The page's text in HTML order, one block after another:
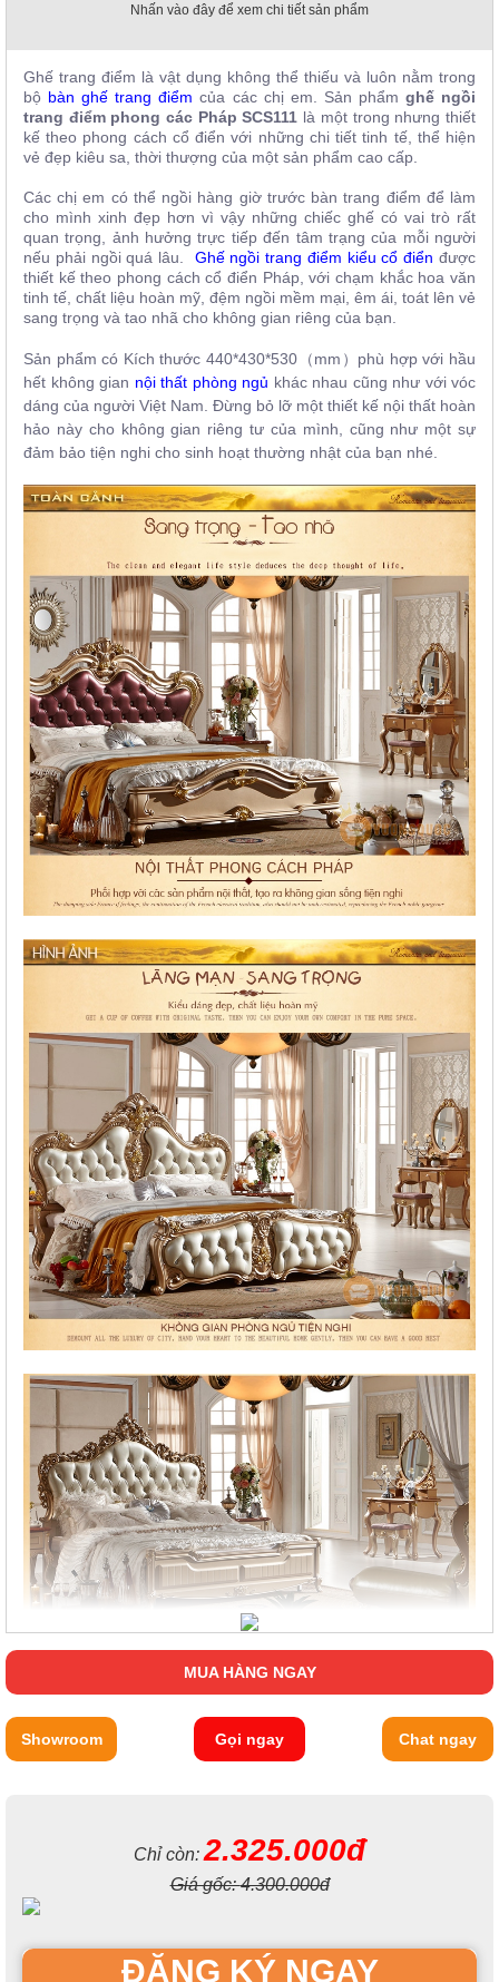
Nội
Thất
Nhà
Hàng
Hàng
Nhấn vào đây để xem chi tiết sản phẩm
Ghế trang điểm là vật dụng không thể thiếu và luôn nằm trong
bộ bàn ghế trang điểm của các chị em. Sản phẩm ghế ngồi
trang điểm phong các Pháp SCS111 là một trong nhưng thiết
kế theo phong cách cổ điển với những chi tiết tinh tế, thể hiện
vẻ đẹp kiêu sa, thời thượng của một sản phẩm cao cấp.
Các chị em có thể ngồi hàng giờ trước bàn trang điểm để làm
cho mình xinh đẹp hơn vì vậy những chiếc ghế có vai trò rất
quan trọng, ảnh hưởng trực tiếp đến tâm trạng của mỗi người
nếu phải ngồi quá lâu. Ghế ngồi trang điểm kiểu cổ điển được
thiết kế theo phong cách cổ điển Pháp, với chạm khắc hoa văn
tinh tế, chất liệu hoàn mỹ, đệm ngồi mềm mại, êm ái, toát lên vẻ
sang trọng và tao nhã cho không gian riêng của bạn.
Sản phẩm có Kích thước 440*430*530（mm）phù hợp với hầu
hết không gian nội thất phòng ngủ khác nhau cũng như với vóc
dáng của người Việt Nam. Đừng bỏ lỡ một thiết kế nội thất hoàn
hảo này cho không gian riêng tư của mình, cũng như một sự
đảm bảo tiện nghi cho sinh hoạt thường nhật của bạn nhé.
MUA HÀNG NGAY
Showroom Gọi ngay Chat ngay
Chỉ còn:2.325.000đ
Giá gốc:4.300.000đ
ĐĂNG KÝ NGAY